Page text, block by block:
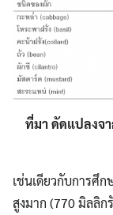
ที่มา ดัดแปลงจ
เช่นเดียวกับการศึ
สูงมาก (770 มิลลิก